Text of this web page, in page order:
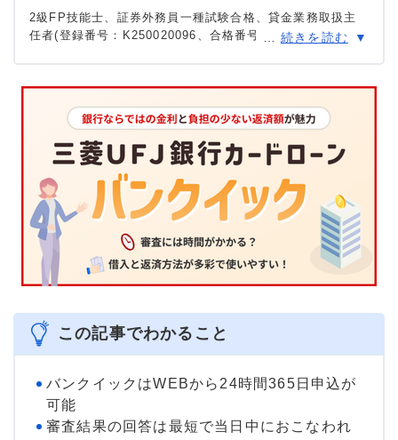
2級FP技能士、証券外務員一種試験合格、貸金業務取扱主
任者(登録番号：K250020096、合格番号：第F241000177
ン、FX、不動産、保険など、多くの金融領域における情報
メディアの編集・監修に携わり、実績は計2000本以上。ロ
ーン利用者へのインタビューなども多数実施し、専門知識
と事実に基づいた信頼性の高い情報発信を心がけている。
＞＞公式ページ
続きを読む
この記事でわかること
バンクイックはWEBから24時間365日申込が
可能
審査結果の回答は最短で当日中におこなわれ